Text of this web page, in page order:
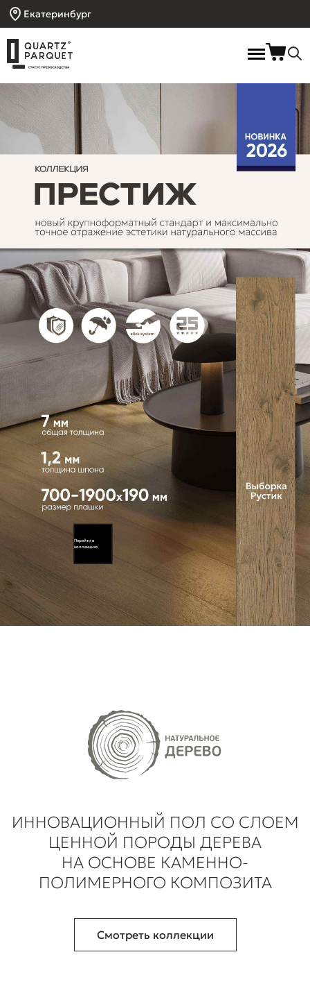
Екатеринбург
Перейти в
коллекцию
ИННОВАЦИОННЫЙ ПОЛ СО СЛОЕМ
ЦЕННОЙ ПОРОДЫ ДЕРЕВА
НА ОСНОВЕ КАМЕННО-
ПОЛИМЕРНОГО КОМПОЗИТА
Смотреть коллекции